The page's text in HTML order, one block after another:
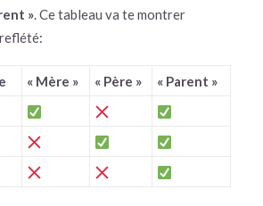
». Ce tableau va te montrer
« Mère » « Père » « Parent »